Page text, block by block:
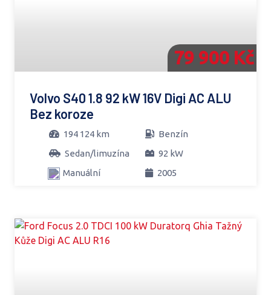
79 900 Kč
Volvo S40 1.8 92 kW 16V Digi AC ALU
Bez koroze
194 124 km
Benzín
Sedan/limuzína
92 kW
Manuální
2005